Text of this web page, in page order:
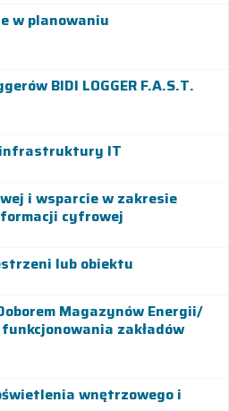
w planowaniu
BIDI LOGGER F.A.S.T.
IT
i wsparcie w zakresie
cyfrowej
lub obiektu
Magazynów Energii/
zakładów
wnętrzowego i